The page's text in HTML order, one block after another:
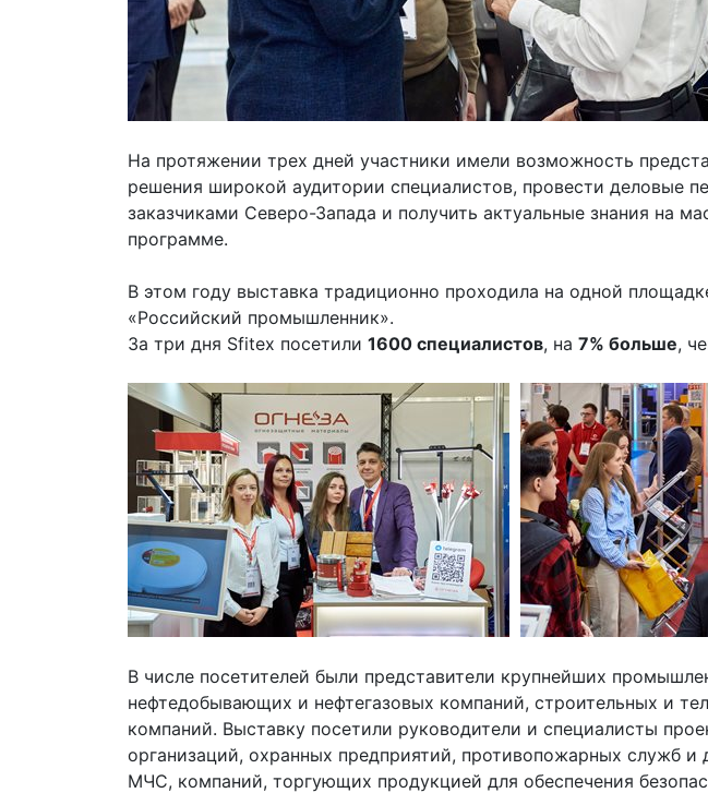
На протяжении трех дней участники имели возможность
решения широкой аудитории специалистов, провести деловые
заказчиками Северо-Запада и получить актуальные знания на
программе.
В этом году выставка традиционно проходила на одной
«Российский промышленник».
За три дня Sfitex посетили 1600 специалистов, на 7% больше,
В числе посетителей были представители крупнейших
нефтедобывающих и нефтегазовых компаний, строительных и
компаний. Выставку посетили руководители и специалисты
организаций, охранных предприятий, противопожарных служб и
МЧС, компаний, торгующих продукцией для обеспечения